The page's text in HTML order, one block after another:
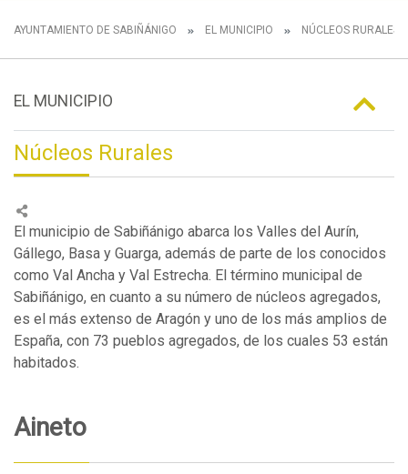
AYUNTAMIENTO DE SABIÑÁNIGO EL MUNICIPIO NÚCLEOS RURALES
EL MUNICIPIO
Núcleos Rurales
El municipio de Sabiñánigo abarca los Valles del Aurín,
Gállego, Basa y Guarga, además de parte de los conocidos
como Val Ancha y Val Estrecha. El término municipal de
Sabiñánigo, en cuanto a su número de núcleos agregados,
es el más extenso de Aragón y uno de los más amplios de
España, con 73 pueblos agregados, de los cuales 53 están
habitados.
Aineto